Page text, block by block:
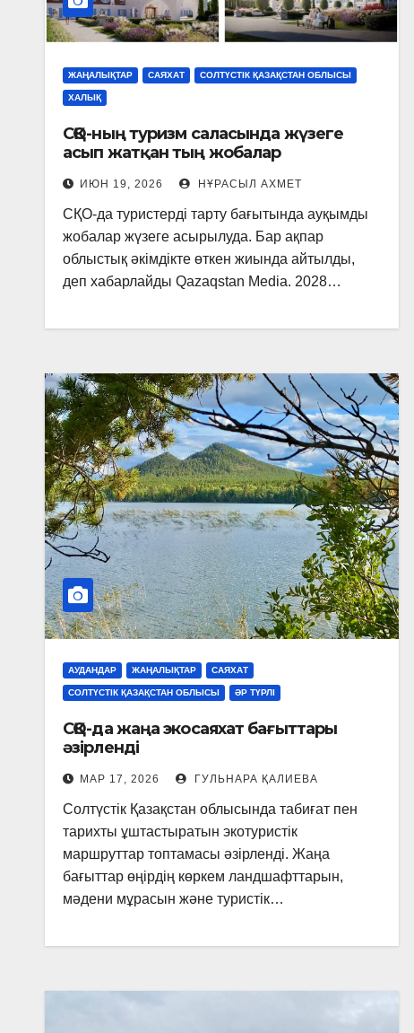
ЖАҢАЛЫҚТАР САЯХАТ СОЛТҮСТІК ҚАЗАҚСТАН ОБЛЫСЫ
ХАЛЫҚ
СҚО-ның туризм саласында жүзеге
асып жатқан тың жобалар
ИЮН 19, 2026 НҰРАСЫЛ АХМЕТ
СҚО-да туристерді тарту бағытында ауқымды
жобалар жүзеге асырылуда. Бар ақпар
облыстық әкімдікте өткен жиында айтылды,
деп хабарлайды Qazaqstan Media. 2028…
АУДАНДАР ЖАҢАЛЫҚТАР САЯХАТ
СОЛТҮСТІК ҚАЗАҚСТАН ОБЛЫСЫ ӘР ТҮРЛІ
СҚО-да жаңа экосаяхат бағыттары
әзірленді
МАР 17, 2026 ГУЛЬНАРА ҚАЛИЕВА
Солтүстік Қазақстан облысында табиғат пен
тарихты ұштастыратын экотуристік
маршруттар топтамасы әзірленді. Жаңа
бағыттар өңірдің көркем ландшафттарын,
мәдени мұрасын және туристік…